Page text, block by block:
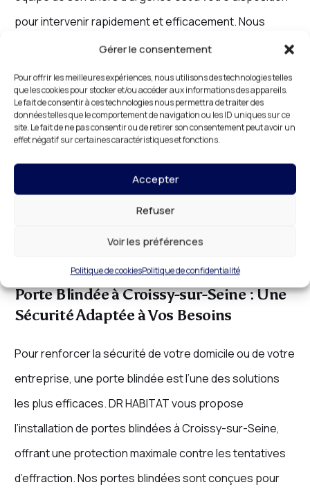
Gérer le consentement
Pour offrir les meilleures expériences, nous utilisons des technologies telles
que les cookies pour stocker et/ou accéder aux informations des appareils.
Le fait de consentir à ces technologies nous permettra de traiter des
données telles que le comportement de navigation ou les ID uniques sur ce
site. Le fait de ne pas consentir ou de retirer son consentement peut avoir un
effet négatif sur certaines caractéristiques et fonctions.
Accepter
Refuser
Voir les préférences
Politique de cookiesPolitique de confidentialité
pour intervenir rapidement et efficacement. Nous
garantissons une réponse rapide, avec des solutions
adaptées à votre besoin.
Nous comprenons que dans les situations d’urgence,
chaque minute compte. C’est pourquoi nous nous
vous offrir une tranquillité d’esprit immédiate.
Contactez notre service de serrurerie d’urgence à
Porte Blindée à Croissy-sur-Seine : Une
Sécurité Adaptée à Vos Besoins
Pour renforcer la sécurité de votre domicile ou de votre
entreprise, une porte blindée est l’une des solutions
les plus efficaces. DR HABITAT vous propose
l’installation de portes blindées à Croissy-sur-Seine,
offrant une protection maximale contre les tentatives
d’effraction. Nos portes blindées sont conçues pour